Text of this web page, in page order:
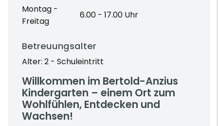
Montag -
Freitag
6.00 - 17.00 Uhr
Betreuungsalter
Alter: 2 - Schuleintritt
Willkommen im Bertold-Anzius
Kindergarten – einem Ort zum
Wohlfühlen, Entdecken und
Wachsen!